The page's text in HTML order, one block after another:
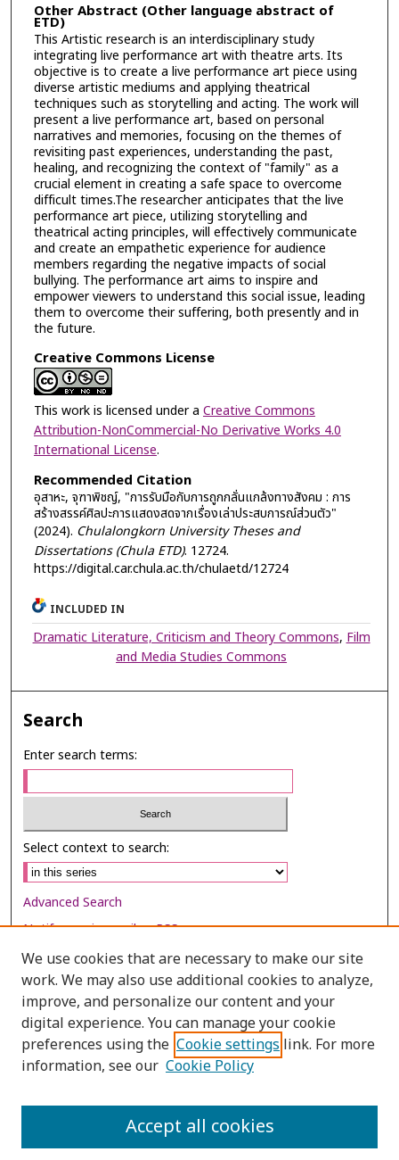
Other Abstract (Other language abstract of
ETD)
This Artistic research is an interdisciplinary study
integrating live performance art with theatre arts. Its
objective is to create a live performance art piece using
diverse artistic mediums and applying theatrical
techniques such as storytelling and acting. The work will
present a live performance art, based on personal
narratives and memories, focusing on the themes of
revisiting past experiences, understanding the past,
healing, and recognizing the context of "family" as a
crucial element in creating a safe space to overcome
difficult times.The researcher anticipates that the live
performance art piece, utilizing storytelling and
theatrical acting principles, will effectively communicate
and create an empathetic experience for audience
members regarding the negative impacts of social
bullying. The performance art aims to inspire and
empower viewers to understand this social issue, leading
them to overcome their suffering, both presently and in
the future.
Creative Commons License
This work is licensed under a Creative Commons
Attribution-NonCommercial-No Derivative Works 4.0
International License.
Recommended Citation
อุสาหะ, จุฑาพิชญ์, "การรับมือกับการถูกกลั่นแกล้งทางสังคม : การ
สร้างสรรค์ศิลปะการแสดงสดจากเรื่องเล่าประสบการณ์ส่วนตัว"
(2024). Chulalongkorn University Theses and
Dissertations (Chula ETD). 12724.
https://digital.car.chula.ac.th/chulaetd/12724
INCLUDED IN
Dramatic Literature, Criticism and Theory Commons, Film
and Media Studies Commons
Search
Enter search terms:
Select context to search:
Advanced Search
Notify me via email orRSS
Browse
Collections
Disciplines
Authors
We use cookies that are necessary to make our site
work. We may also use additional cookies to analyze,
improve, and personalize our content and your
digital experience. You can manage your cookie
preferences using the Cookie settings link. For more
information, see our Cookie Policy
Accept all cookies